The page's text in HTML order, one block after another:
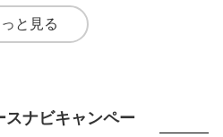
っと見る
スナビキャンペー